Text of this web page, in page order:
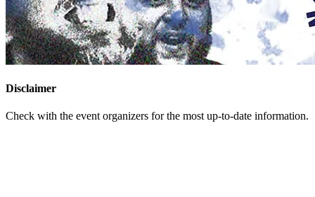
Disclaimer
Check with the event organizers for the most up-to-date information.